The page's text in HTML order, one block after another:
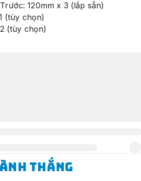
120mm x 3 (lắp sẵn)
(tùy chọn)
(tùy chọn)
Thắng